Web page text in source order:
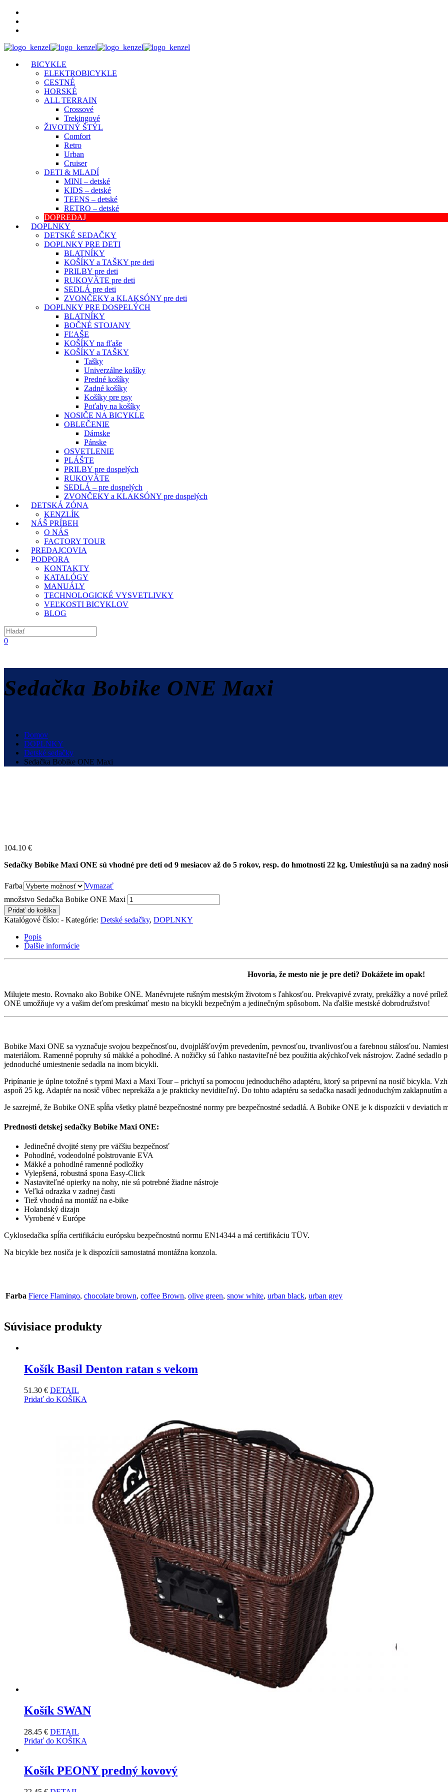
BICYKLE
ELEKTROBICYKLE
CESTNÉ
HORSKÉ
ALL TERRAIN
Crossové
Trekingové
ŽIVOTNÝ ŠTÝL
Comfort
Retro
Urban
Cruiser
DETI & MLADÍ
MINI – detské
KIDS – detské
TEENS – detské
RETRO – detské
DOPREDAJ
DOPLNKY
DETSKÉ SEDAČKY
DOPLNKY PRE DETI
BLATNÍKY
KOŠÍKY a TAŠKY pre deti
PRILBY pre deti
RUKOVÄTE pre deti
SEDLÁ pre deti
ZVONČEKY a KLAKSÓNY pre deti
DOPLNKY PRE DOSPELÝCH
BLATNÍKY
BOČNÉ STOJANY
FĽAŠE
KOŠÍKY na fľaše
KOŠÍKY a TAŠKY
Tašky
Univerzálne košíky
Predné košíky
Zadné košíky
Košíky pre psy
Poťahy na košíky
NOSIČE NA BICYKLE
OBLEČENIE
Dámske
Pánske
OSVETLENIE
PLÁŠTE
PRILBY pre dospelých
RUKOVÄTE
SEDLÁ – pre dospelých
ZVONČEKY a KLAKSÓNY pre dospelých
DETSKÁ ZÓNA
KENZLÍK
NÁŠ PRÍBEH
O NÁS
FACTORY TOUR
PREDAJCOVIA
PODPORA
KONTAKTY
KATALÓGY
MANUÁLY
TECHNOLOGICKÉ VYSVETLIVKY
VEĽKOSTI BICYKLOV
BLOG
0
Sedačka Bobike ONE Maxi
Domov
DOPLNKY
Detské sedačky
Sedačka Bobike ONE Maxi
104.10 €
Sedačky Bobike Maxi ONE sú vhodné pre deti od 9 mesiacov až do 5 rokov, resp. do hmotnosti 22 kg. Umiestňujú sa na zadný
Farba
Vymazať
množstvo Sedačka Bobike ONE Maxi
Pridať do košíka
Katalógové číslo: - Kategórie: Detské sedačky, DOPLNKY
Popis
Ďalšie informácie
Hovoria, že mesto nie je pre deti? Dokážete im opak!
Milujete mesto. Rovnako ako Bobike ONE. Manévrujete rušným mestským životom s ľahkosťou. Prekvapivé zvraty, prekážky a nové
ONE umožňuje vy a vašim deťom preskúmať mesto na bicykli bezpečným a jedinečným spôsobom. Na ďalšie mestské dobrodružstvo!
Bobike Maxi ONE sa vyznačuje svojou bezpečnosťou, dvojplášťovým prevedením, pevnosťou, trvanlivosťou a farebnou stálosťou.
materiálom. Ramenné popruhy sú mäkké a pohodlné. A nožičky sú ľahko nastaviteľné bez použitia akýchkoľvek nástrojov. Zadné sedadlo
jednoduché umiestnenie sedadla na inom bicykli.
Pripínanie je úplne totožné s typmi Maxi a Maxi Tour – prichytí sa pomocou jednoduchého adaptéru, ktorý sa pripevní na nosič bicykla.
aspoň 25 kg. Adaptér na nosič vôbec neprekáža a je prakticky neviditeľný. Do tohto adaptéru sa sedačka nasadí jednoduchým zaklapnutím
Je sazrejmé, že Bobike ONE spĺňa všetky platné bezpečnostné normy pre bezpečnostné sedadlá. A Bobike ONE je k dispozícii v deviatich
Prednosti detskej sedačky Bobike Maxi ONE:
Jedinečné dvojité steny pre väčšiu bezpečnosť
Pohodlné, vodeodolné polstrovanie EVA
Mäkké a pohodlné ramenné podložky
Vylepšená, robustná spona Easy-Click
Nastaviteľné opierky na nohy, nie sú potrebné žiadne nástroje
Veľká odrazka v zadnej časti
Tiež vhodná na montáž na e-bike
Holandský dizajn
Vyrobené v Európe
Cyklosedačka spĺňa certifikáciu európsku bezpečnostnú normu EN14344 a má certifikáciu TÜV.
Na bicykle bez nosiča je k dispozícii samostatná montážna konzola.
Farba Fierce Flamingo, chocolate brown, coffee Brown, olive green, snow white, urban black, urban grey
Súvisiace produkty
Košík Basil Denton ratan s vekom
51.30 € DETAIL
Pridať do KOŠIKA
Košík SWAN
28.45 € DETAIL
Pridať do KOŠIKA
Košík PEONY predný kovový